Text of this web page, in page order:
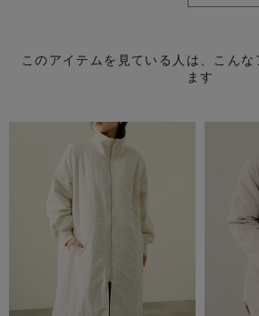
このアイテムを見ている人は、こん
ます